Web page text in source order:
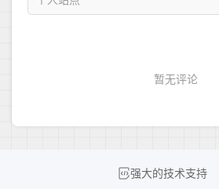
强大的技术支持